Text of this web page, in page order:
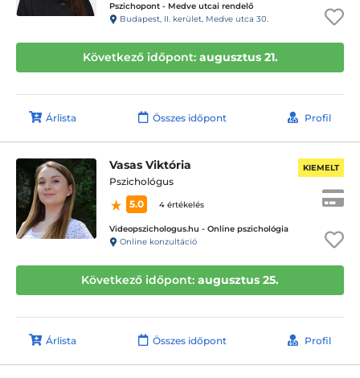
Pszichopont - Medve utcai rendelő
Budapest, II. kerület, Medve utca 30.
Következő időpont: augusztus 21.
Árlista Összes időpont Profil
Vasas Viktória
Pszichológus
5.0
4 értékelés
Videopszichologus.hu - Online pszichológia
Online konzultáció
KIEMELT
Következő időpont: augusztus 25.
Árlista Összes időpont Profil